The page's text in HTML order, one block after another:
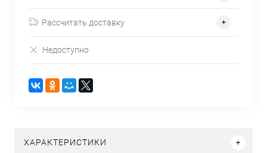
Рассчитать доставку
Недоступно
ХАРАКТЕРИСТИКИ